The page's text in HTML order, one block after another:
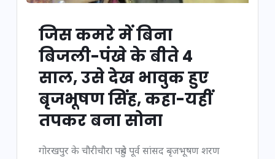
जिस कमरे में बिना
बिजली-पंखे के बीते 4
साल, उसे देख भावुक हुए
बृजभूषण सिंह, कहा-यहीं
तपकर बना सोना
गोरखपुर के चौरीचौरा पहुंचे पूर्व सांसद बृजभूषण शरण